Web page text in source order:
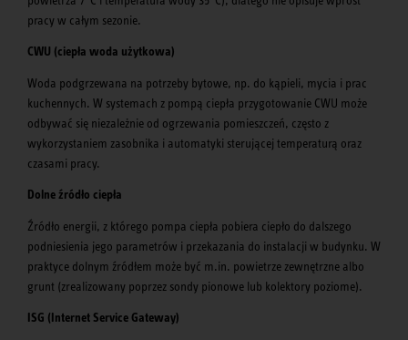
pracy w całym sezonie.
CWU (ciepła woda użytkowa)
Woda podgrzewana na potrzeby bytowe, np. do kąpieli, mycia i prac
kuchennych. W systemach z pompą ciepła przygotowanie CWU może
odbywać się niezależnie od ogrzewania pomieszczeń, często z
wykorzystaniem zasobnika i automatyki sterującej temperaturą oraz
czasami pracy.
Dolne źródło ciepła
Źródło energii, z którego pompa ciepła pobiera ciepło do dalszego
podniesienia jego parametrów i przekazania do instalacji w budynku. W
praktyce dolnym źródłem może być m.in. powietrze zewnętrzne albo
grunt (zrealizowany poprzez sondy pionowe lub kolektory poziome).
ISG (Internet Service Gateway)